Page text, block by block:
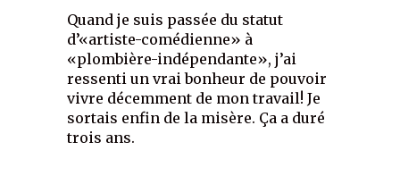
Quand je suis passée du statut
d’«artiste-comédienne» à
«plombière-indépendante», j’ai
ressenti un vrai bonheur de pouvoir
vivre décemment de mon travail! Je
sortais enfin de la misère. Ça a duré
trois ans.